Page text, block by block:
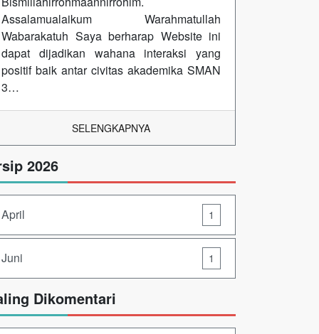
Assalamualaikum Warahmatullah
Wabarakatuh Saya berharap Website ini
dapat dijadikan wahana interaksi yang
positif baik antar civitas akademika SMAN
3…
SELENGKAPNYA
2026
April 1
Juni 1
Dikomentari